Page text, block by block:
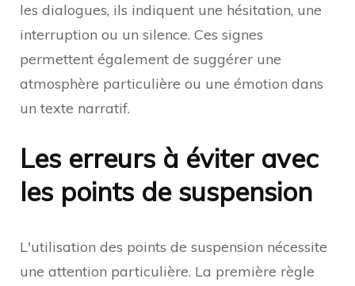
les dialogues, ils indiquent une hésitation, une
interruption ou un silence. Ces signes
permettent également de suggérer une
atmosphère particulière ou une émotion dans
un texte narratif.
Les erreurs à éviter avec
les points de suspension
L'utilisation des points de suspension nécessite
une attention particulière. La première règle